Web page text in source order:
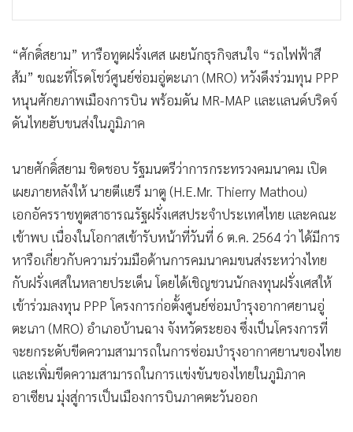
Factcheck
ญี่ปุ่น
• News1
• Gotomanager
“ศักดิ์สยาม” หารือทูตฝรั่งเศส เผยนักธุรกิจสนใจ “รถไฟฟ้าสี
ส้ม” ขณะที่โรดโชว์ศูนย์ซ่อมอู่ตะเภา (MRO) หวังดึงร่วมทุน PPP
หนุนศักยภาพเมืองการบิน พร้อมดัน MR-MAP และแลนด์บริดจ์
ดันไทยฮับขนส่งในภูมิภาค
นายศักดิ์สยาม ชิดชอบ รัฐมนตรีว่าการกระทรวงคมนาคม เปิด
เผยภายหลังให้ นายตีแยรี มาตู (H.E.Mr. Thierry Mathou)
เอกอัครราชทูตสาธารณรัฐฝรั่งเศสประจำประเทศไทย และคณะ
เข้าพบ เนื่องในโอกาสเข้ารับหน้าที่วันที่ 6 ต.ค. 2564 ว่า ได้มีการ
หารือเกี่ยวกับความร่วมมือด้านการคมนาคมขนส่งระหว่างไทย
กับฝรั่งเศสในหลายประเด็น โดยได้เชิญชวนนักลงทุนฝรั่งเศสให้
เข้าร่วมลงทุน PPP โครงการก่อตั้งศูนย์ซ่อมบำรุงอากาศยานอู่
ตะเภา (MRO) อำเภอบ้านฉาง จังหวัดระยอง ซึ่งเป็นโครงการที่
จะยกระดับขีดความสามารถในการซ่อมบำรุงอากาศยานของไทย
และเพิ่มขีดความสามารถในการแข่งขันของไทยในภูมิภาค
อาเซียน มุ่งสู่การเป็นเมืองการบินภาคตะวันออก